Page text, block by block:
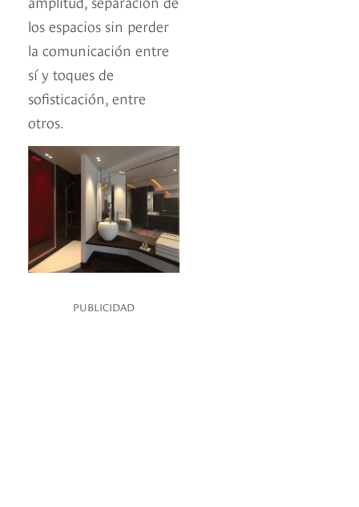
los espacios sin perder
la comunicación entre
sí y toques de
sofisticación, entre
otros.
PUBLICIDAD